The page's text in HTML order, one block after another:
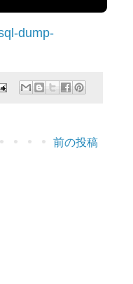
dump-
前の投稿